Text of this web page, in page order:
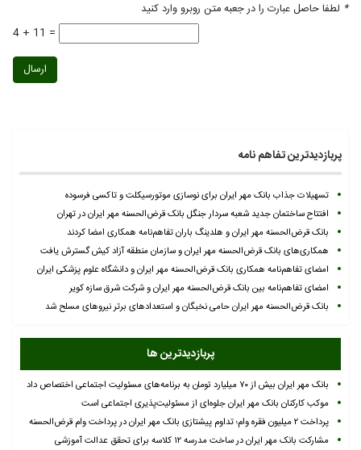
* لطفا حاصل عبارت را در جعبه متن روبرو وارد کنید
4 + 11 =
ارسال
پربازدیدترین تفاهم نامه
تسهیلات جذاب بانک مهر ایران برای نوسازی موتورسیکلت و تاکسی فرسوده
افتتاح ساختمان جدید شعبه سردار جنگل بانک قرض‌الحسنه مهر ایران در تهران
بانک قرض‌الحسنه مهر ایران و هلدینگ باران تفاهم‌نامه همکاری امضا کردند
همکاری‌های بانک قرض‌الحسنه مهر ایران و سازمان منطقه آزاد کیش گسترش یافت
امضای تفاهم‌نامه همکاری بانک قرض‌الحسنه مهر ایران و دانشگاه علوم پزشکی ایران
امضای تفاهم‌نامه بین بانک قرض‌الحسنه مهر ایران و شرکت شرق سازه کویر
بانک قرض‌الحسنه مهر ایران حامی نخبگان و استعدادهای برتر نیروهای مسلح شد
پربازدیدترین ها
بانک مهر ایران بیش از ۷۰ میلیارد تومان به برنامه‌های مسئولیت اجتماعی اختصاص داد
موکب کارکنان بانک مهر ایران جلوه‌ای از مسئولیت‌پذیری اجتماعی است
پرداخت ۲ میلیون فقره وام؛ تداوم پیشتازی بانک مهر ایران در پرداخت وام قرض‌الحسنه
مشارکت بانک مهر ایران در ساخت مدرسه ۱۲ کلاسه برای تحقق عدالت آموزشی